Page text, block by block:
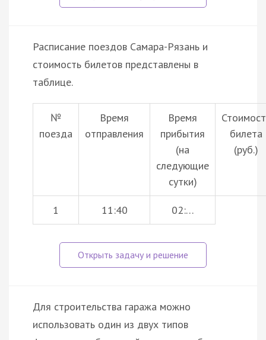
Расписание поездов Самара-Рязань и
стоимость билетов представлены в
таблице.
№
поезда
Время
отправления
Время
прибытия
(на
следующие
сутки)
билета
(руб.)
1 11:40 02:…
Для строительства гаража можно
использовать один из двух типов